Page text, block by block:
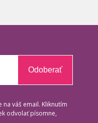
Odoberať
váš email. Kliknutím
odvolať písomne,